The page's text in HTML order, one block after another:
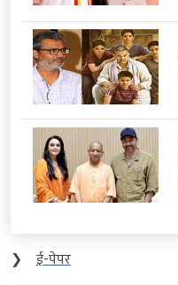
❯
ई-पेपर